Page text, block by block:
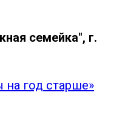
семейка", г.
на год старше»